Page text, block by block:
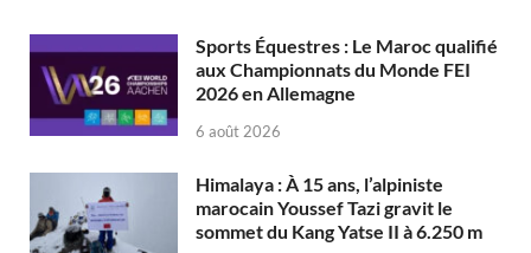
Sports Équestres : Le Maroc qualifié
aux Championnats du Monde FEI
2026 en Allemagne
6 août 2026
Himalaya : À 15 ans, l’alpiniste
marocain Youssef Tazi gravit le
sommet du Kang Yatse II à 6.250 m